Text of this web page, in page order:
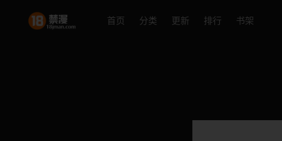
首页 分类 更新 排行 书架